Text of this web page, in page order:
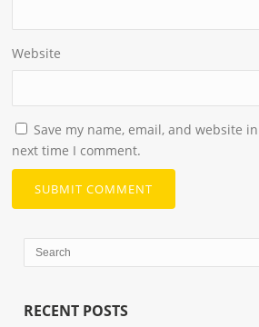
Website
Save my name, email, and website
next time I comment.
RECENT POSTS